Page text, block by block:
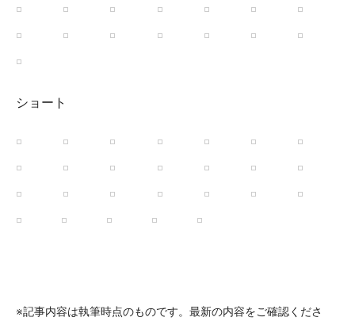
ショート
※記事内容は執筆時点のものです。最新の内容をご確認くださ